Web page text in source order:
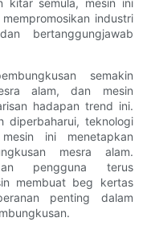
kitar semula, mesin ini
industri
bertanggungjawab
semakin
alam, dan mesin
hadapan trend ini.
diperbaharui, teknologi
ini menetapkan
mesra alam.
pengguna terus
membuat beg kertas
penting dalam